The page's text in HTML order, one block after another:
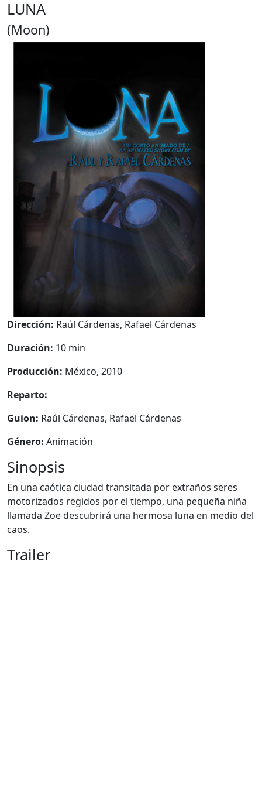
LUNA
(Moon)
Dirección: Raúl Cárdenas, Rafael Cárdenas
Duración: 10 min
Producción: México, 2010
Reparto:
Guion: Raúl Cárdenas, Rafael Cárdenas
Género: Animación
Sinopsis
En una caótica ciudad transitada por extraños seres
motorizados regidos por el tiempo, una pequeña niña
llamada Zoe descubrirá una hermosa luna en medio del
caos.
Trailer